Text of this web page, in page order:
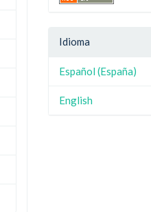
Idioma
Español (España)
English